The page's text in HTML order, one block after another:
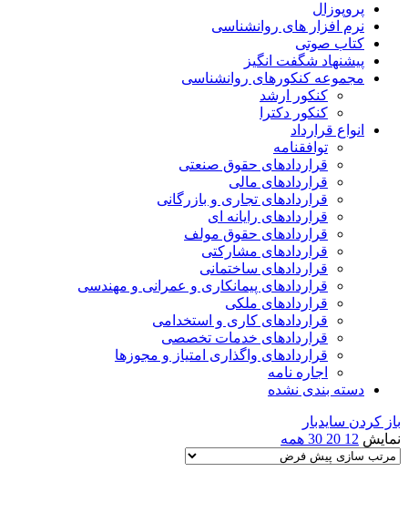
پروپوزال
نرم افزار های روانشناسی
کتاب صوتی
پیشنهاد شگفت انگیز
مجموعه کنکورهای روانشناسی
کنکور ارشد
کنکور دکترا
انواع قرارداد
توافقنامه
قراردادهای حقوق صنعتی
قراردادهای مالی
قراردادهای تجاری و بازرگانی
قراردادهای رایانه ای
قراردادهای حقوق مولف
قراردادهای مشارکتی
قراردادهای ساختمانی
قراردادهای پیمانکاری و عمرانی و مهندسی
قراردادهای ملکی
قراردادهای کاری و استخدامی
قراردادهای خدمات تخصصی
قراردادهای واگذاری امتیاز و مجوزها
اجاره نامه
دسته بندی نشده
باز کردن سایدبار
نمایش 12
20
30 همه